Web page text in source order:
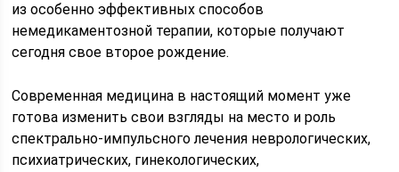
из особенно эффективных способов
немедикаментозной терапии, которые получают
сегодня свое второе рождение.
Современная медицина в настоящий момент уже
готова изменить свои взгляды на место и роль
спектрально-импульсного лечения неврологических,
психиатрических, гинекологических,